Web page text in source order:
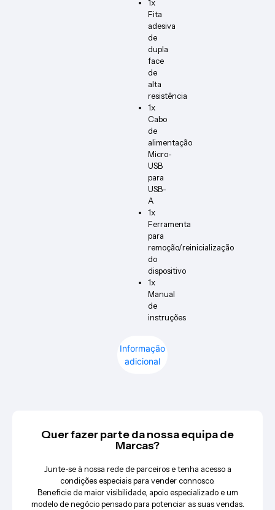
Informação
adicional
1x
Fita
adesiva
de
dupla
face
de
alta
resistência
1x
Cabo
de
alimentação
Micro-
USB
para
USB-
A
1x
Ferramenta
para
remoção/reinicialização
do
dispositivo
1x
Manual
de
instruções
Quer fazer parte da nossa equipa de
Marcas?
Junte-se à nossa rede de parceiros e tenha acesso a
condições especiais para vender connosco.
Beneficie de maior visibilidade, apoio especializado e um
modelo de negócio pensado para potenciar as suas vendas.